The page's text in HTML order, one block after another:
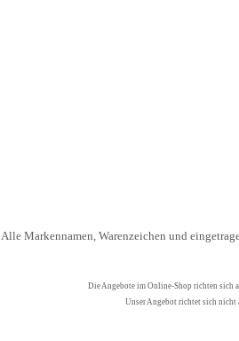
Alle Markennamen, Warenzeichen und
Die Angebote im Online-Shop richten sich
Unser Angebot richtet sich nicht